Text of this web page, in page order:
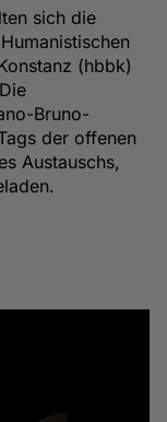
sich die
(hbbk)
Bruno-
der offenen
Austauschs,